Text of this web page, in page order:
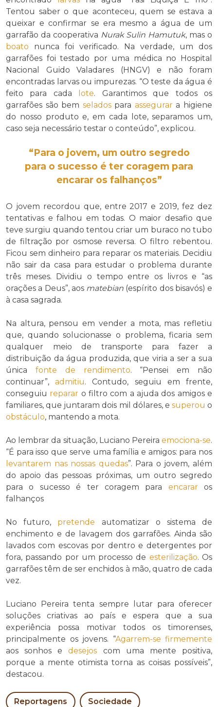
Tentou saber o que aconteceu, quem se estava a
queixar e confirmar se era mesmo a água de um
garrafão da cooperativa Nurak Sulin Hamutuk, mas o
boato nunca foi verificado. Na verdade, um dos
garrafões foi testado por uma médica no Hospital
Nacional Guido Valadares (HNGV) e não foram
encontradas larvas ou impurezas. “O teste da água é
feito para cada
lote. Garantimos que todos os
garrafões são bem seladospara assegurara higiene
do nosso produto e, em cada lote, separamos um,
caso seja necessário testar o conteúdo”, explicou.
“Para o jovem, um outro segredo
para o sucesso é ter coragem para
encarar os falhanços”
O jovem recordou que, entre 2017 e 2019, fez dez
tentativas e falhou em todas. O maior desafio que
teve surgiu quando tentou criar um buraco no tubo
de filtração por osmose reversa. O filtro rebentou.
Ficou sem dinheiro para reparar os materiais. Decidiu
não sair da casa para estudar o problema durante
três meses. Dividiu o tempo entre os livros e “as
orações a Deus”, aos matebian (espírito dos bisavós) e
à casa sagrada.
Na altura, pensou em vender a mota, mas refletiu
que, quando solucionasse o problema, ficaria sem
qualquer meio de transporte para fazer a
distribuição da água produzida, que viria a ser a sua
única fonte de rendimento. “Pensei em não
continuar”,admitiu. Contudo, seguiu em frente,
conseguiu reparar o filtro com a ajuda dos amigos e
familiares, que juntaram dois mil dólares, e superou o
obstáculo, mantendo a mota.
Ao lembrar da situação, Luciano Pereira emociona-se.
“É para isso que serve uma família e amigos: para nos
levantarem nas nossas quedas”. Para o jovem, além
do apoio das pessoas próximas, um outro segredo
para o sucesso é ter coragem para encararos
falhanços
No futuro, pretende automatizar o sistema de
enchimento e de lavagem dos garrafões. Ainda são
lavados com escovas por dentro e detergentes por
fora, passando por um processo de esterilização. Os
garrafões têm de ser enchidos à mão, quatro de cada
vez.
Luciano Pereira tenta sempre lutar para oferecer
soluções criativas ao país e espera que a sua
experiência possa motivar todos os timorenses,
principalmente os jovens. “Agarrem-se firmemente
aos sonhos edesejos com uma mente positiva,
porque a mente otimista torna as coisas possíveis”,
destacou.
Reportagens Sociedade